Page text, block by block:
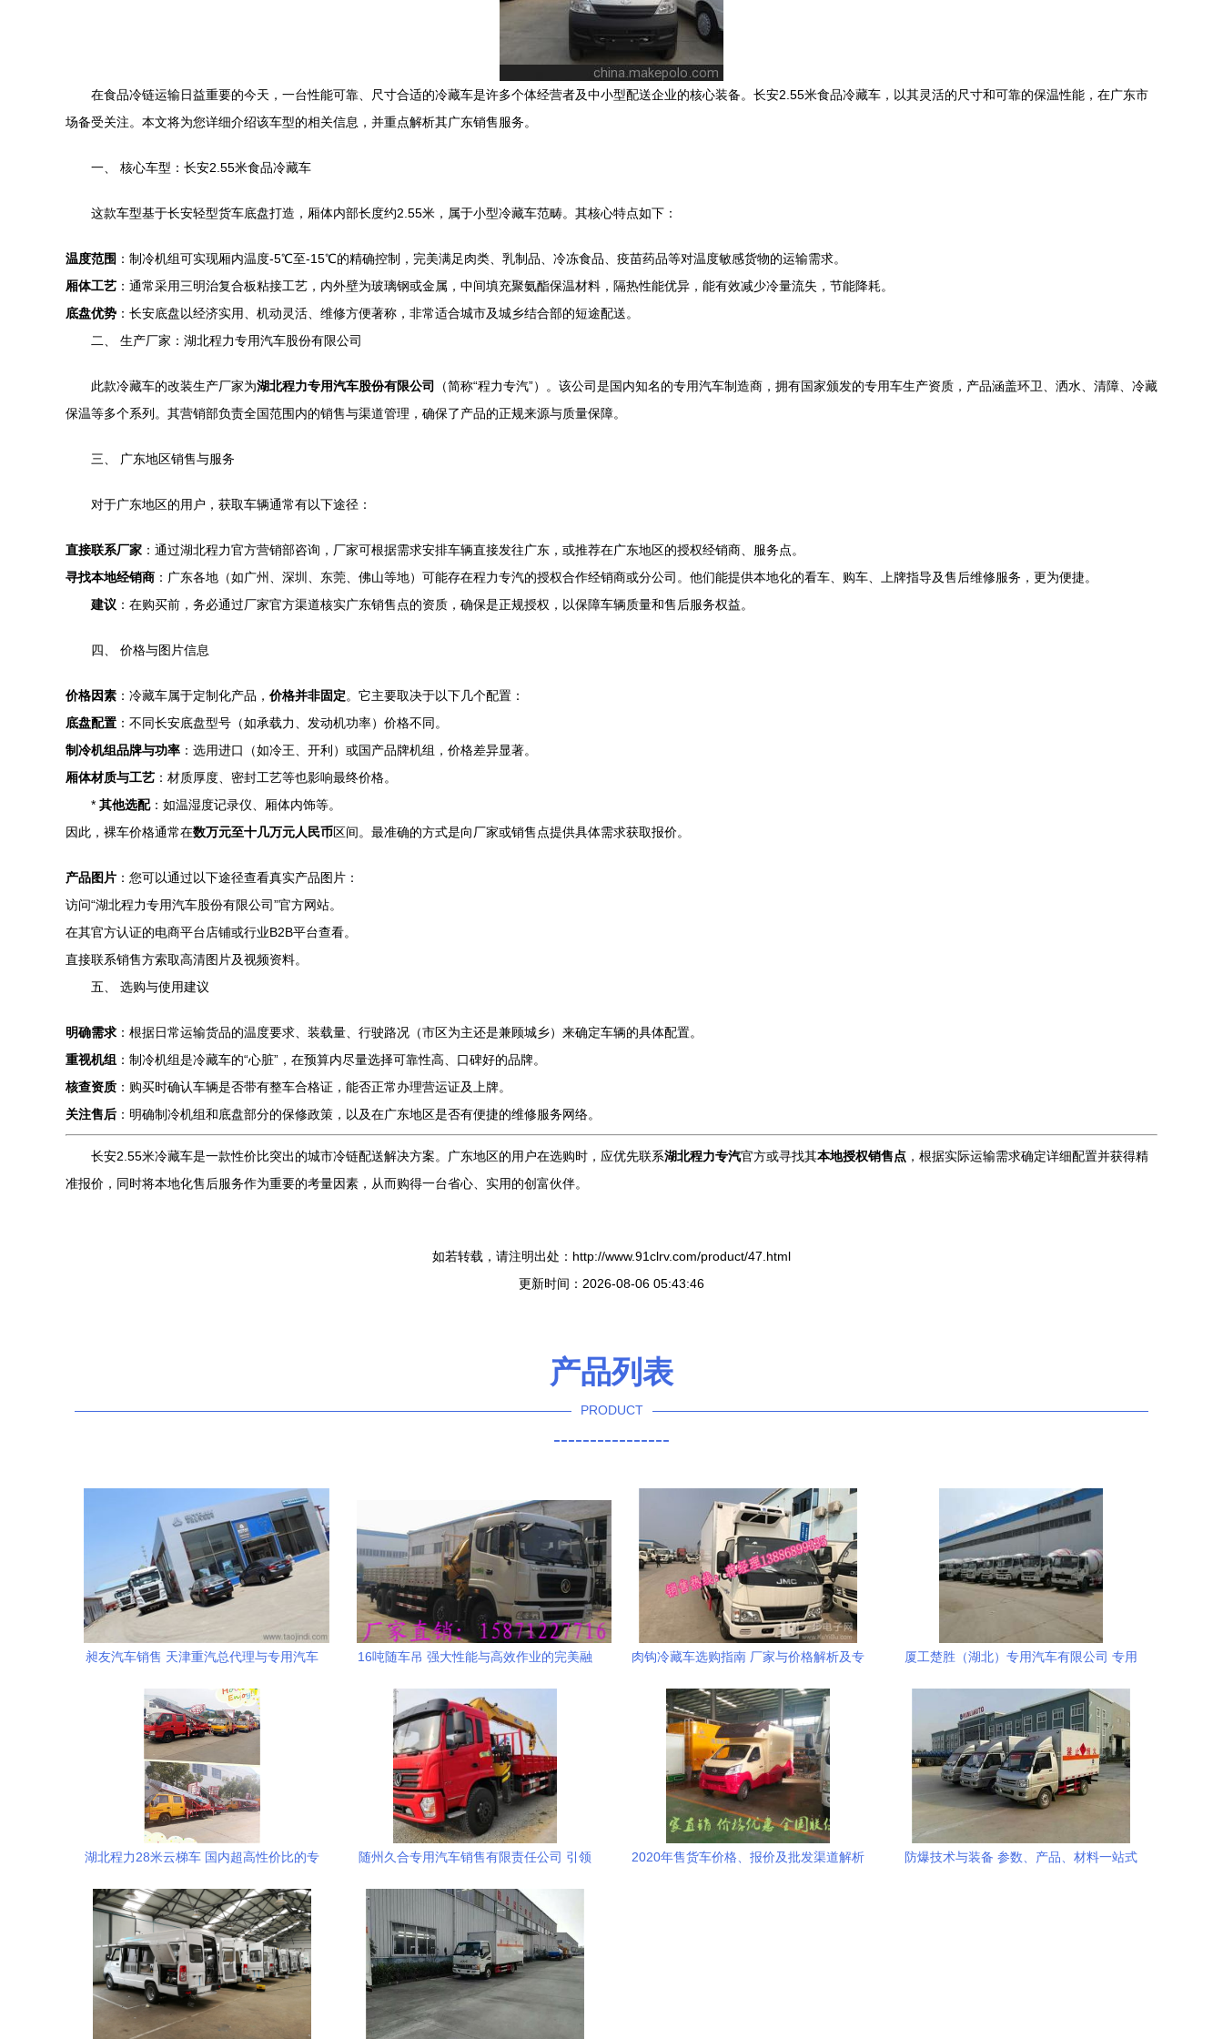
在食品冷链运输日益重要的今天，一台性能可靠、尺寸合适的冷藏车是许多个体经营者及中小型配送企业的核心装备。长安2.55米食品冷藏车，以其灵活的尺寸和可靠的保温性能，在广东市
场备受关注。本文将为您详细介绍该车型的相关信息，并重点解析其广东销售服务。
一、 核心车型：长安2.55米食品冷藏车
这款车型基于长安轻型货车底盘打造，厢体内部长度约2.55米，属于小型冷藏车范畴。其核心特点如下：
温度范围 ：制冷机组可实现厢内温度-5℃至-15℃的精确控制，完美满足肉类、乳制品、冷冻食品、疫苗药品等对温度敏感货物的运输需求。
厢体工艺 ：通常采用三明治复合板粘接工艺，内外壁为玻璃钢或金属，中间填充聚氨酯保温材料，隔热性能优异，能有效减少冷量流失，节能降耗。
底盘优势 ：长安底盘以经济实用、机动灵活、维修方便著称，非常适合城市及城乡结合部的短途配送。
二、 生产厂家：湖北程力专用汽车股份有限公司
此款冷藏车的改装生产厂家为湖北程力专用汽车股份有限公司
（简称“程力专汽”）。该公司是国内知名的专用汽车制造商，拥有国家颁发的专用车生产资质，产品涵盖环卫、洒水、清障、冷藏
保温等多个系列。其营销部负责全国范围内的销售与渠道管理，确保了产品的正规来源与质量保障。
三、 广东地区销售与服务
对于广东地区的用户，获取车辆通常有以下途径：
直接联系厂家 ：通过湖北程力官方营销部咨询，厂家可根据需求安排车辆直接发往广东，或推荐在广东地区的授权经销商、服务点。
寻找本地经销商 ：广东各地（如广州、深圳、东莞、佛山等地）可能存在程力专汽的授权合作经销商或分公司。他们能提供本地化的看车、购车、上牌指导及售后维修服务，更为便捷。
建议 ：在购买前，务必通过厂家官方渠道核实广东销售点的资质，确保是正规授权，以保障车辆质量和售后服务权益。
四、 价格与图片信息
价格因素 ：冷藏车属于定制化产品， 价格并非固定。它主要取决于以下几个配置：
底盘配置 ：不同长安底盘型号（如承载力、发动机功率）价格不同。
制冷机组品牌与功率 ：选用进口（如冷王、开利）或国产品牌机组，价格差异显著。
厢体材质与工艺 ：材质厚度、密封工艺等也影响最终价格。
* 其他选配：如温湿度记录仪、厢体内饰等。
因此，裸车价格通常在数万元至十几万元人民币区间。最准确的方式是向厂家或销售点提供具体需求获取报价。
产品图片 ：您可以通过以下途径查看真实产品图片：
访问“湖北程力专用汽车股份有限公司”官方网站。
在其官方认证的电商平台店铺或行业B2B平台查看。
直接联系销售方索取高清图片及视频资料。
五、 选购与使用建议
明确需求 ：根据日常运输货品的温度要求、装载量、行驶路况（市区为主还是兼顾城乡）来确定车辆的具体配置。
重视机组 ：制冷机组是冷藏车的“心脏”，在预算内尽量选择可靠性高、口碑好的品牌。
核查资质 ：购买时确认车辆是否带有整车合格证，能否正常办理营运证及上牌。
关注售后 ：明确制冷机组和底盘部分的保修政策，以及在广东地区是否有便捷的维修服务网络。
长安2.55米冷藏车是一款性价比突出的城市冷链配送解决方案。广东地区的用户在选购时，应优先联系湖北程力专汽官方或寻找其本地授权销售点 ，根据实际运输需求确定详细配置并获得精
准报价，同时将本地化售后服务作为重要的考量因素，从而购得一台省心、实用的创富伙伴。
如若转载，请注明出处：http://www.91clrv.com/product/47.html
更新时间：2026-08-06 05:43:46
产品列表
PRODUCT
----------------
昶友汽车销售 天津重汽总代理与专用汽车
16吨随车吊 强大性能与高效作业的完美融
肉钩冷藏车选购指南 厂家与价格解析及专
厦工楚胜（湖北）专用汽车有限公司 专用
湖北程力28米云梯车 国内超高性价比的专
随州久合专用汽车销售有限责任公司 引领
2020年售货车价格、报价及批发渠道解析
防爆技术与装备 参数、产品、材料一站式